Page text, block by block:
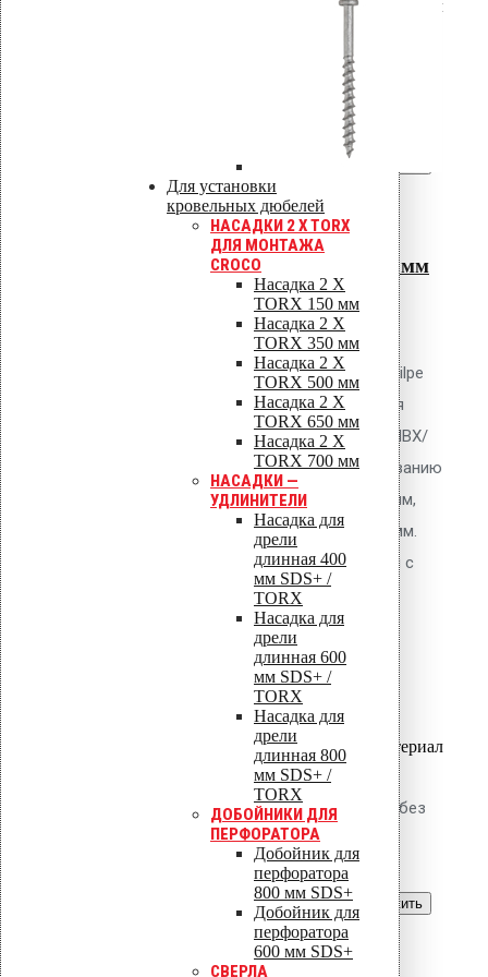
Для установки
кровельных дюбелей
НАСАДКИ 2 X TORX
ДЛЯ МОНТАЖА
CROCO
Насадка 2 X
TORX 150 мм
Насадка 2 X
TORX 350 мм
Насадка 2 X
TORX 500 мм
Насадка 2 X
TORX 650 мм
Насадка 2 X
TORX 700 мм
НАСАДКИ —
УДЛИНИТЕЛИ
Насадка для
дрели
длинная 400
мм SDS+ /
TORX
Насадка для
дрели
длинная 600
мм SDS+ /
TORX
Насадка для
дрели
длинная 800
мм SDS+ /
TORX
ДОБОЙНИКИ ДЛЯ
ПЕРФОРАТОРА
Добойник для
перфоратора
800 мм SDS+
Добойник для
перфоратора
600 мм SDS+
СВЕРЛА
Вы только что добавили материал
Крепление Croco A 80 мм (с
Перейти в корзину Продолжить
Читать далее
Быстрый просмотр
Крепление Croco A 80 мм
(с шипами)
out of 5
Телескопический дюбель Vilpe
Croco A 80 мм с шипами для
механического крепления ПВХ/
ТПО/EPDM мембран к основанию
плоской кровли. Длина 80 мм,
толщина утеплителя до 50 мм.
Тарельчатый элемент 50 мм с
шипами против проворота.
Покрытие Ruspert.
Цена за шт.
Оставить заявку
Вы только что добавили материал
в корзину:
Крепление Croco B 100 мм (без
шипов)
Перейти в корзину Продолжить
Читать далее
Быстрый просмотр